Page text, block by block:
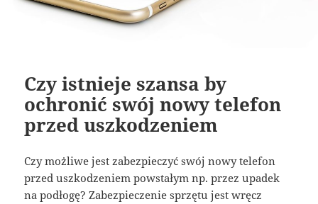
Czy istnieje szansa by
ochronić swój nowy telefon
przed uszkodzeniem
Czy możliwe jest zabezpieczyć swój nowy telefon
przed uszkodzeniem powstałym np. przez upadek
na podłogę? Zabezpieczenie sprzętu jest wręcz